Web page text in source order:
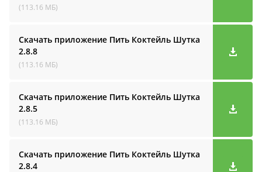
(113.16 МБ)
Скачать приложение Пить Коктейль Шутка
2.8.8
(113.16 МБ)
Скачать приложение Пить Коктейль Шутка
2.8.5
(113.16 МБ)
Скачать приложение Пить Коктейль Шутка
2.8.4